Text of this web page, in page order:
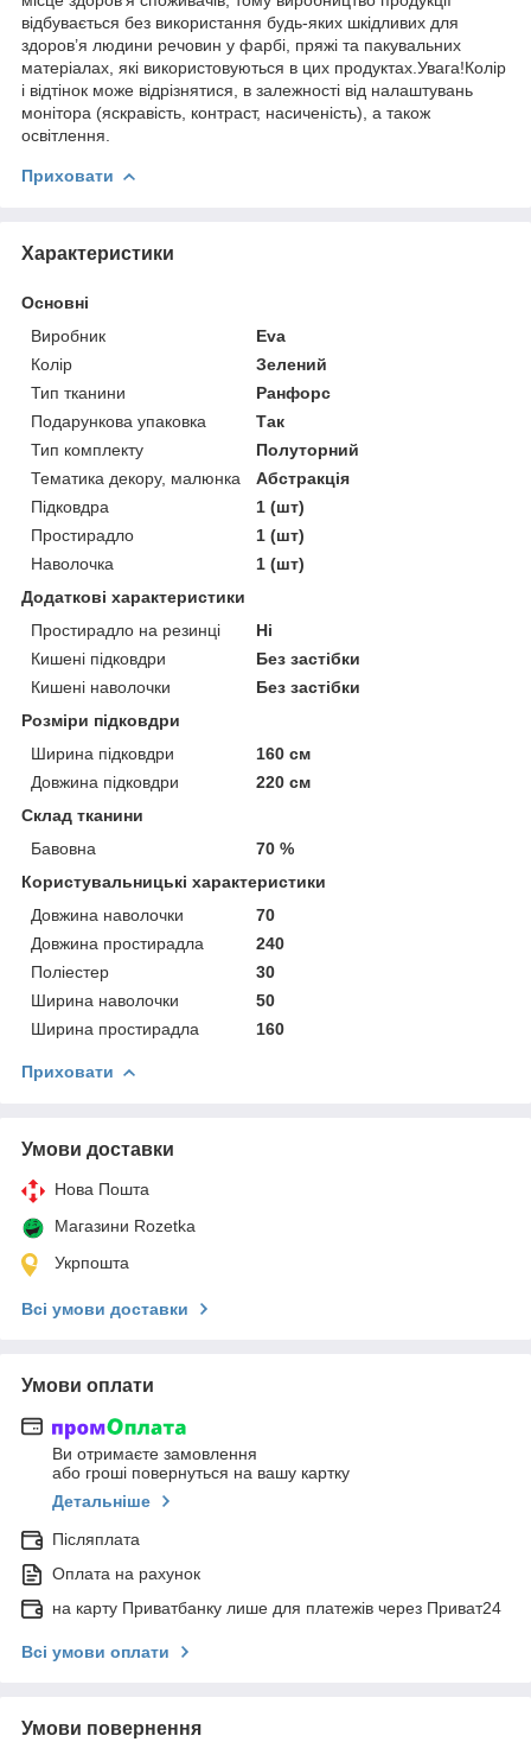
відбувається без використання будь-яких шкідливих для
здоров’я людини речовин у фарбі, пряжі та пакувальних
матеріалах, які використовуються в цих продуктах.Увага!Колір
і відтінок може відрізнятися, в залежності від налаштувань
монітора (яскравість, контраст, насиченість), а також
освітлення.
Приховати
Характеристики
Основні
Виробник
Eva
Колір
Зелений
Тип тканини
Ранфорс
Подарункова упаковка
Так
Тип комплекту
Полуторний
Тематика декору, малюнка
Абстракція
Підковдра
1 (шт)
Простирадло
1 (шт)
Наволочка
1 (шт)
Додаткові характеристики
Простирадло на резинці
Ні
Кишені підковдри
Без застібки
Кишені наволочки
Без застібки
Розміри підковдри
Ширина підковдри
160 см
Довжина підковдри
220 см
Склад тканини
Бавовна
70 %
Користувальницькі характеристики
Довжина наволочки
70
Довжина простирадла
240
Поліестер
30
Ширина наволочки
50
Ширина простирадла
160
Приховати
Умови доставки
Нова Пошта
Магазини Rozetka
Укрпошта
Всі умови доставки
Умови оплати
Ви отримаєте замовлення
або гроші повернуться на вашу картку
Детальніше
Післяплата
Оплата на рахунок
на карту Приватбанку лише для платежів через Приват24
Всі умови оплати
Умови повернення